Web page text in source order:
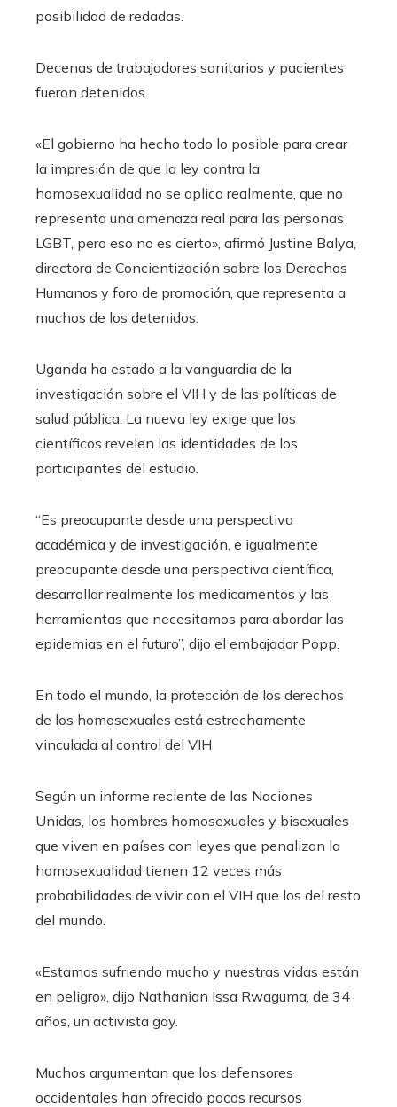
posibilidad de redadas.
Decenas de trabajadores sanitarios y pacientes
fueron detenidos.
«El gobierno ha hecho todo lo posible para crear
la impresión de que la ley contra la
homosexualidad no se aplica realmente, que no
representa una amenaza real para las personas
LGBT, pero eso no es cierto», afirmó Justine Balya,
directora de Concientización sobre los Derechos
Humanos y foro de promoción, que representa a
muchos de los detenidos.
Uganda ha estado a la vanguardia de la
investigación sobre el VIH y de las políticas de
salud pública. La nueva ley exige que los
científicos revelen las identidades de los
participantes del estudio.
“Es preocupante desde una perspectiva
académica y de investigación, e igualmente
preocupante desde una perspectiva científica,
desarrollar realmente los medicamentos y las
herramientas que necesitamos para abordar las
epidemias en el futuro”, dijo el embajador Popp.
En todo el mundo, la protección de los derechos
de los homosexuales está estrechamente
vinculada al control del VIH
Según un informe reciente de las Naciones
Unidas, los hombres homosexuales y bisexuales
que viven en países con leyes que penalizan la
homosexualidad tienen 12 veces más
probabilidades de vivir con el VIH que los del resto
del mundo.
«Estamos sufriendo mucho y nuestras vidas están
en peligro», dijo Nathanian Issa Rwaguma, de 34
años, un activista gay.
Muchos argumentan que los defensores
occidentales han ofrecido pocos recursos